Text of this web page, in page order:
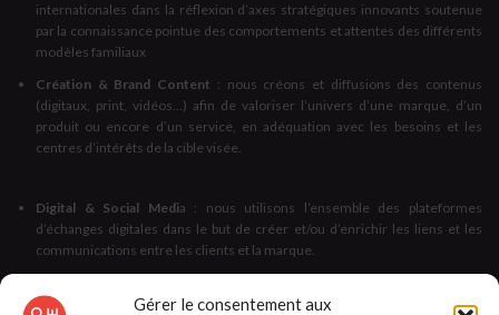
Gérer le consentement aux
internationales dans la réflexion d’axes stratégiques innovants soutenue
par la connaissance pointue des comportements et attentes des différents
modèles familiaux
Création & Brand Content : nous créons et diffusions des contenus
(digitaux, print, vidéos...) afin de valoriser l’univers d’une marque, d’un
produit ou encore d’un service, en adéquation avec les besoins et les
centres d’intérêts de la cible visée.
Digital & Social Media : nous utilisons l’ensemble des plateformes
d’échanges digitales dans le but de créer et/ou d’enrichir les liens et les
communications entre les clients et la marque.
d’influence auprès de différentes cibles :enfants, parents ou futurs